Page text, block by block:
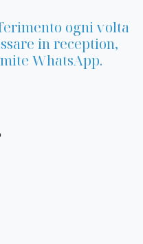
ogni volta
in reception,
WhatsApp.